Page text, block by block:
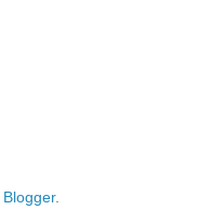
Blogger.